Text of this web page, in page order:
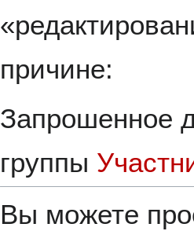
причине:
Запрошенное
группы
Вы можете